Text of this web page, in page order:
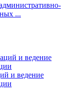
...
и ведение